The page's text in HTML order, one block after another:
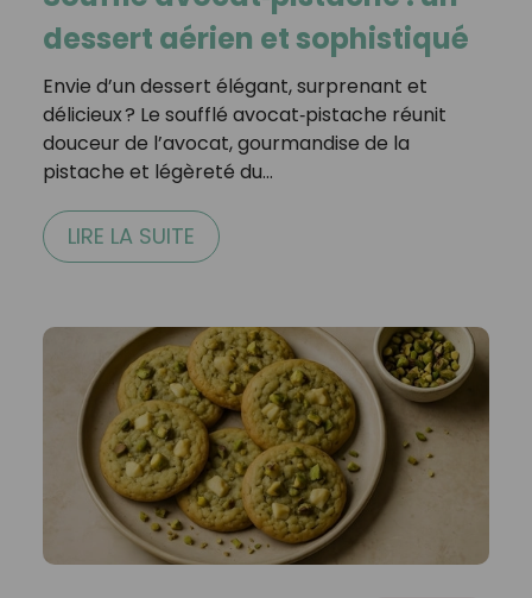
dessert aérien et sophistiqué
Envie d’un dessert élégant, surprenant et
délicieux ? Le soufflé avocat‑pistache réunit
douceur de l’avocat, gourmandise de la
pistache et légèreté du…
LIRE LA SUITE